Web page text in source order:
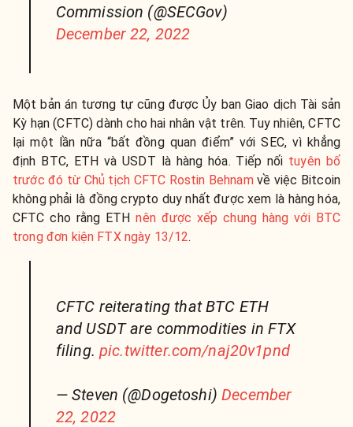
Commission (@SECGov)
December 22, 2022
Một bản án tương tự cũng được Ủy ban Giao dịch Tài sản
Kỳ hạn (CFTC) dành cho hai nhân vật trên. Tuy nhiên, CFTC
lại một lần nữa “bất đồng quan điểm” với SEC, vì khẳng
định BTC, ETH và USDT là hàng hóa. Tiếp nối tuyên bố
trước đó từ Chủ tịch CFTC Rostin Behnamvề việc Bitcoin
không phải là đồng crypto duy nhất được xem là hàng hóa,
CFTC cho rằng ETHnên được xếp chung hàng với BTC
trong đơn kiện FTX ngày 13/12.
CFTC reiterating that BTC ETH
and USDT are commodities in FTX
filing. pic.twitter.com/naj20v1pnd
— Steven (@Dogetoshi)December
22, 2022